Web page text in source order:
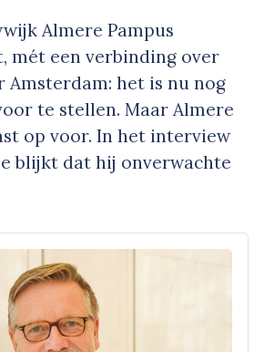
Almere Pampus
mét een verbinding over
Amsterdam: het is nu nog
te stellen. Maar Almere
op voor. In het interview
blijkt dat hij onverwachte